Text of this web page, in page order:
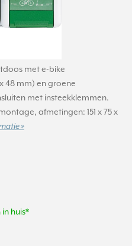
met e-bike
48 mm) en groene
met insteekklemmen.
afmetingen: 151 x 75 x
»
huis*